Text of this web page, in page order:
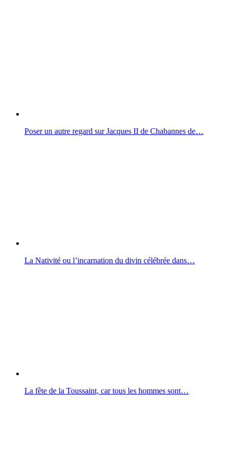
Poser un autre regard sur Jacques II de Chabannes de…
La Nativité ou l’incarnation du divin célébrée dans…
La fête de la Toussaint, car tous les hommes sont…